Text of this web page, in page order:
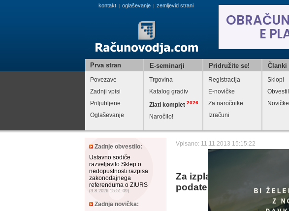
kontakt oglaševanje zemljevid strani
Prva stran E-seminarji Pridružite se! Članki
Povezave
Zadnji vpisi
Priljubljene
Oglaševanje
Trgovina
Katalog gradiv
Zlati komplet 2026
Naročilo!
Registracija
E-novičke
Za naročnike
Izračuni
Sklopi
Novičke
Zadnje obvestilo:
Ustavno sodiče
razveljavilo Sklep o
nedopustnosti razpisa
zakonodajnega
referenduma o ZIURS
(3.8.2026 15:51:09)
Zadnja novička:
Vpisano: 11.11.2013 15:15:22
Za izplačilo hrvaške
podatek o osebni